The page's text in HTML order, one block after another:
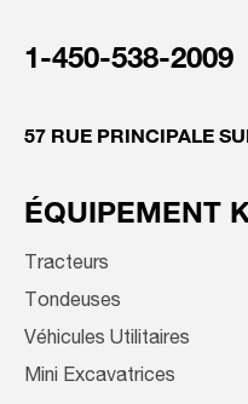
1-450-538-2009
57 RUE PRINCIPALE
ÉQUIPEMENT
Tracteurs
Tondeuses
Véhicules Utilitaires
Mini Excavatrices